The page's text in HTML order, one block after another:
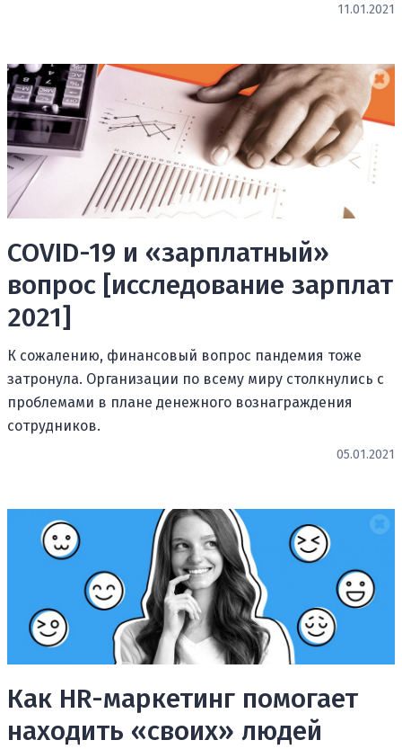
11.01.2021
COVID-19 и «зарплатный»
вопрос [исследование зарплат
2021]
К сожалению, финансовый вопрос пандемия тоже
затронула. Организации по всему миру столкнулись с
проблемами в плане денежного вознаграждения
сотрудников.
05.01.2021
Как HR-маркетинг помогает
находить «своих» людей